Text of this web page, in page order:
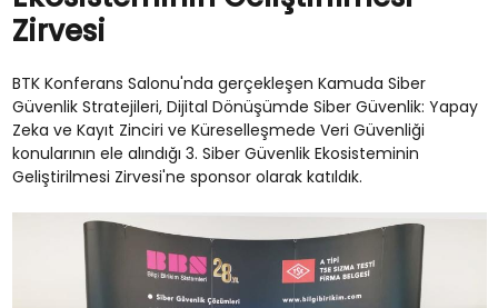
Zirvesi
BTK Konferans Salonu'nda gerçekleşen Kamuda Siber
Güvenlik Stratejileri, Dijital Dönüşümde Siber Güvenlik: Yapay
Zeka ve Kayıt Zinciri ve Küreselleşmede Veri Güvenliği
konularının ele alındığı 3. Siber Güvenlik Ekosisteminin
Geliştirilmesi Zirvesi'ne sponsor olarak katıldık.